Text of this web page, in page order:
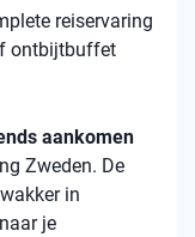
reiservaring
ontbijtbuffet
aankomen
Zweden. De
in
je